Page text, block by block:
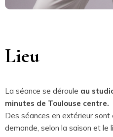
Lieu
La séance se déroule au
minutes de Toulouse centre.
Des séances en extérieur
demande, selon la saison et le